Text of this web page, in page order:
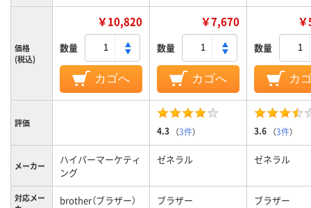
価格
(税込)
￥10,820
数量
カゴへ
￥7,670
数量
カゴへ
数量
カ
評価
4.3 （3件） 3.6 （3件）
メーカー
ハイパーマーケティ
ング
ゼネラル ゼネラル
対応メー
brother（ブラザー） ブラザー ブラザー